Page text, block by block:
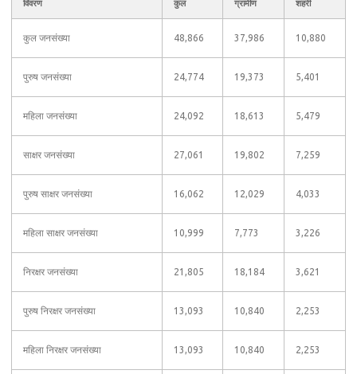
विवरण कुल ग्रामीण शहरी
कुल जनसंख्या 48,866 37,986 10,880
पुरुष जनसंख्या 24,774 19,373 5,401
महिला जनसंख्या 24,092 18,613 5,479
साक्षर जनसंख्या 27,061 19,802 7,259
पुरुष साक्षर जनसंख्या 16,062 12,029 4,033
महिला साक्षर जनसंख्या 10,999 7,773 3,226
निरक्षर जनसंख्या 21,805 18,184 3,621
पुरुष निरक्षर जनसंख्या 13,093 10,840 2,253
महिला निरक्षर जनसंख्या 13,093 10,840 2,253